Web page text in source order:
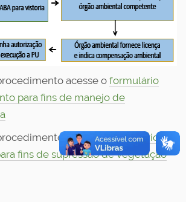
acesse o formulário
para fins de manejo de
acesse oformulário de
fins de supressão de vegetação